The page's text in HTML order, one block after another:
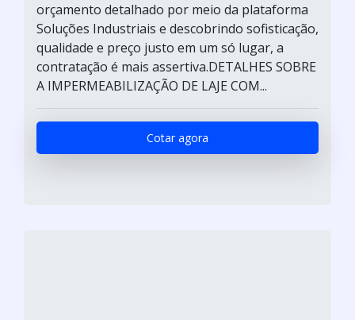
orçamento detalhado por meio da plataforma
Soluções Industriais e descobrindo sofisticação,
qualidade e preço justo em um só lugar, a
contratação é mais assertiva.DETALHES SOBRE
A IMPERMEABILIZAÇÃO DE LAJE COM...
Cotar agora